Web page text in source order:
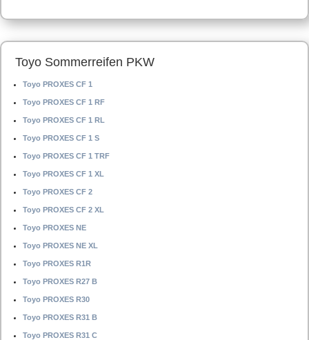
Toyo Sommerreifen PKW
Toyo PROXES CF 1
Toyo PROXES CF 1 RF
Toyo PROXES CF 1 RL
Toyo PROXES CF 1 S
Toyo PROXES CF 1 TRF
Toyo PROXES CF 1 XL
Toyo PROXES CF 2
Toyo PROXES CF 2 XL
Toyo PROXES NE
Toyo PROXES NE XL
Toyo PROXES R1R
Toyo PROXES R27 B
Toyo PROXES R30
Toyo PROXES R31 B
Toyo PROXES R31 C